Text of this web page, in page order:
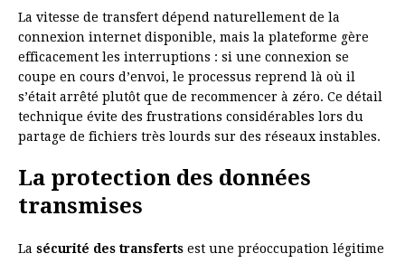
La vitesse de transfert dépend naturellement de la
connexion internet disponible, mais la plateforme gère
efficacement les interruptions : si une connexion se
coupe en cours d’envoi, le processus reprend là où il
s’était arrêté plutôt que de recommencer à zéro. Ce détail
technique évite des frustrations considérables lors du
partage de fichiers très lourds sur des réseaux instables.
La protection des données
transmises
La sécurité des transferts est une préoccupation légitime